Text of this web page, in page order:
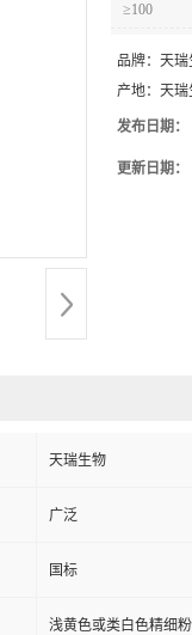
≥100
品牌： 天瑞
产地： 天瑞
发布日期：
更新日期：
天瑞生物
广泛
国标
浅黄色或类白色精细